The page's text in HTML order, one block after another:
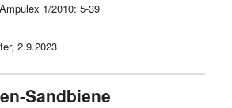
1/2010: 5-39
2.9.2023
Sandbiene